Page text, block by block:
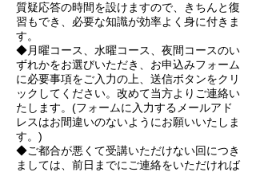
質疑応答の時間を設けますので、きちんと復
習もでき、必要な知識が効率よく身に付きま
す。
◆月曜コース、水曜コース、夜間コースのい
ずれかをお選びいただき、お申込みフォーム
に必要事項をご入力の上、送信ボタンをクリ
ックしてください。改めて当方よりご連絡い
たします。(フォームに入力するメールアド
レスはお間違いのないようにお願いいたしま
す。)
◆ご都合が悪くて受講いただけない回につき
ましては、前日までにご連絡をいただければ